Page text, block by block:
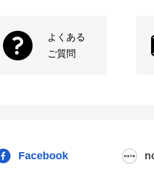
よくある
ご質問
Facebook